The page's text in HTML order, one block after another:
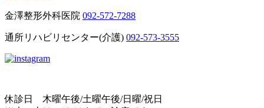
金澤整形外科医院 092-572-7288
通所リハビリセンター(介護) 092-573-3555
休診日 木曜午後/土曜午後/日曜/祝日